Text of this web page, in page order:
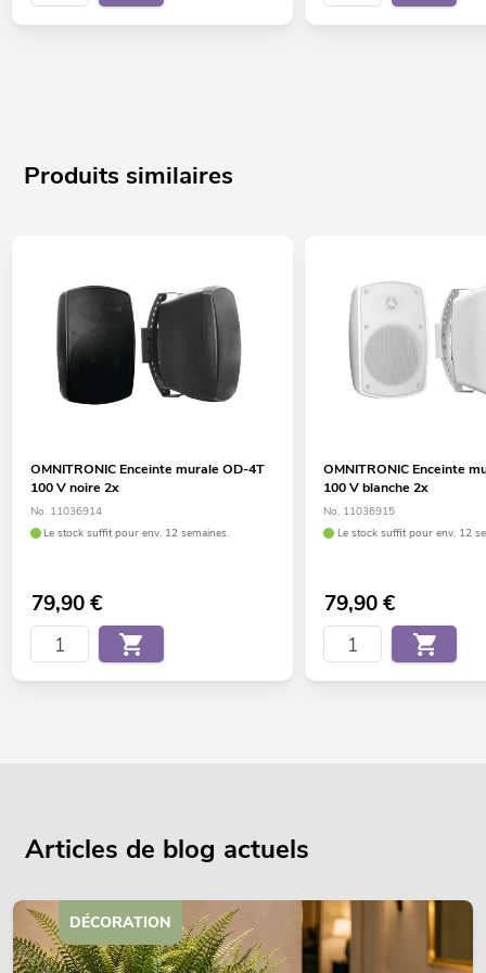
Produits similaires
OMNITRONIC Enceinte murale OD-4T
100 V noire 2x
No. 11036914
Le stock suffit pour env. 12 semaines.
79,90€
OMNITRONIC Enceinte
100 V blanche 2x
No. 11036915
Le stock suffit pour env. 12
79,90€
Articles de blog actuels
DÉCORATION